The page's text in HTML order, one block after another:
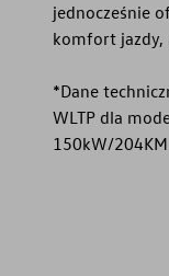
jednocześnie
komfort jazdy,
*Dane
WLTP dla
150kW/